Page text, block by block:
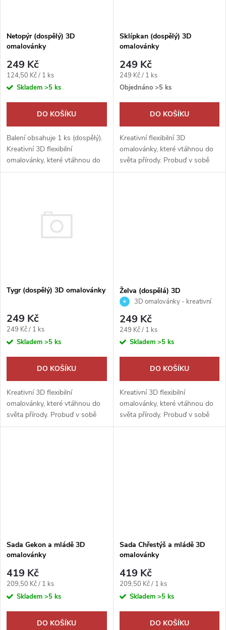
p
r
o
d
u
k
s
p
r
o
d
u
Netopýr (dospělý) 3D
omalovánky
249 Kč
Měrná
cena:
124,50 Kč / 1 ks
Skladem >5 ks
DO KOŠÍKU
Balení obsahuje 1 ks (dospělý).
Kreativní 3D flexibilní
omalovánky, které vtáhnou do
světa přírody. Probuď v sobě
Sklípkan (dospělý) 3D
omalovánky
249 Kč
Měrná
cena:
249 Kč / 1 ks
Objednáno >5 ks
DO KOŠÍKU
Kreativní flexibilní 3D
omalovánky, které vtáhnou do
světa přírody. Probuď v sobě
umělce a rozhodni, zda bude
Tygr (dospělý) 3D omalovánky
249 Kč
Měrná
cena:
249 Kč / 1 ks
Skladem >5 ks
DO KOŠÍKU
Kreativní 3D flexibilní
omalovánky, které vtáhnou do
světa přírody. Probuď v sobě
umělce a rozhodni, zda bude
Želva (dospělá) 3D
omalovánky
3D omalovánky - kreativní
249 Kč
Měrná
cena:
249 Kč / 1 ks
Skladem >5 ks
DO KOŠÍKU
Kreativní 3D flexibilní
omalovánky, které vtáhnou do
světa přírody. Probuď v sobě
umělce a rozhodni, zda bude
Sada Gekon a mládě 3D
omalovánky
419 Kč
Měrná
cena:
209,50 Kč / 1 ks
Skladem >5 ks
DO KOŠÍKU
Sada Chřestýš a mládě 3D
omalovánky
419 Kč
Měrná
cena:
209,50 Kč / 1 ks
Skladem >5 ks
DO KOŠÍKU